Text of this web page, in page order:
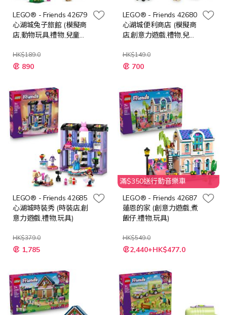
LEGO® - Friends 42679
心湖城兔子旅館 (模擬商
店,動物玩具,禮物,兒童玩
HK$189.0
特
殊 890
LEGO® - Friends 42680
心湖城便利商店 (模擬商
店,創意力遊戲,禮物,兒童
HK$149.0
特
殊 700
LEGO® - Friends 42685
心湖城時裝秀 (時裝店,創
意力遊戲,禮物,玩具)
HK$379.0
特
殊 1,785
滿$350送行動音樂車
LEGO® - Friends 42687
蓮恩的家 (創意力遊戲,煮
飯仔,禮物,玩具)
HK$549.0
特
殊 2,440+HK$477.0